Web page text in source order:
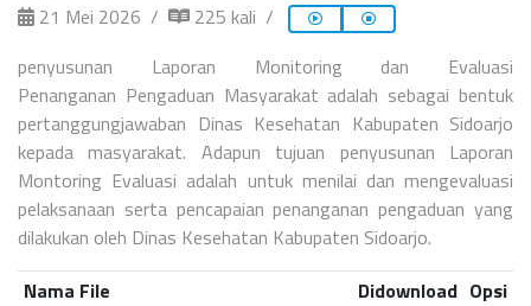
21 Mei 2026
225 kali
penyusunan Laporan Monitoring dan Evaluasi
Penanganan Pengaduan Masyarakat adalah sebagai bentuk
pertanggungjawaban Dinas Kesehatan Kabupaten Sidoarjo
kepada masyarakat. Adapun tujuan penyusunan Laporan
Montoring Evaluasi adalah untuk menilai dan mengevaluasi
pelaksanaan serta pencapaian penanganan pengaduan yang
dilakukan oleh Dinas Kesehatan Kabupaten Sidoarjo.
Nama File
Didownload Opsi